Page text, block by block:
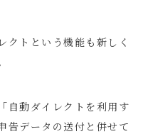
クトという機能も新しく
自動ダイレクトを利用す
告データの送付と併せて